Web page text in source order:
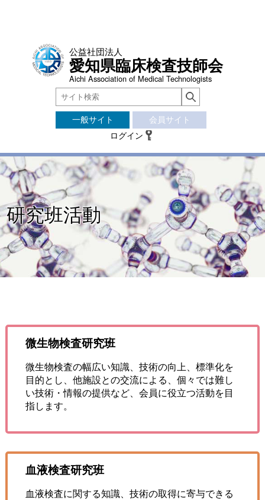
公益社団法人
愛知県臨床検査技師会
Aichi Association of Medical Technologists
一般サイト
会員サイト
ログイン
研究班活動
微生物検査研究班
微生物検査の幅広い知識、技術の向上、標準化を
目的とし、他施設との交流による、個々では難し
い技術・情報の提供など、会員に役立つ活動を目
指します。
血液検査研究班
血液検査に関する知識、技術の取得に寄与できる